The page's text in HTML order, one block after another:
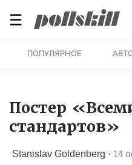
☰
ПОПУЛЯРНОЕ
Постер
стандартов»
Stanislav Goldenberg · 14